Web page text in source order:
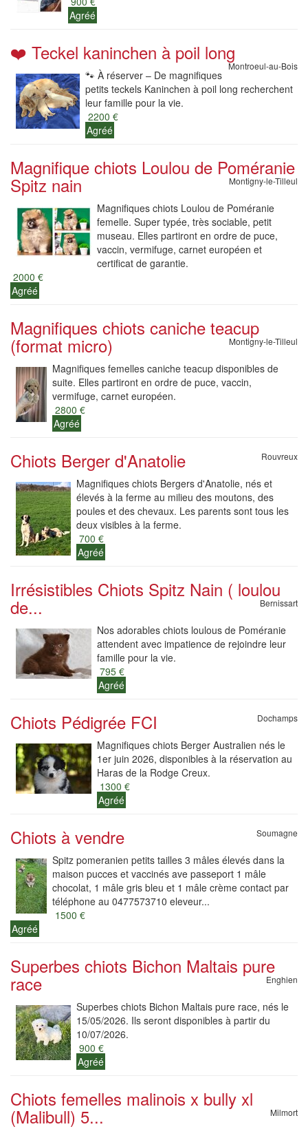
Agréé
❤️ Teckel kaninchen à poil long
Montroeul-au-Bois
🐾 À réserver – De magnifiques
petits teckels Kaninchen à poil long recherchent
leur famille pour la vie.
2200 €
Agréé
Magnifique chiots Loulou de Poméranie
Spitz nain Montigny-le-Tilleul
Magnifiques chiots Loulou de Poméranie
femelle. Super typée, très sociable, petit
museau. Elles partiront en ordre de puce,
vaccin, vermifuge, carnet européen et
certificat de garantie.
2000 €
Agréé
Magnifiques chiots caniche teacup
(format micro) Montigny-le-Tilleul
Magnifiques femelles caniche teacup disponibles de
suite. Elles partiront en ordre de puce, vaccin,
vermifuge, carnet européen.
2800 €
Agréé
Chiots Berger d'Anatolie Rouvreux
Magnifiques chiots Bergers d'Anatolie, nés et
élevés à la ferme au milieu des moutons, des
poules et des chevaux. Les parents sont tous les
deux visibles à la ferme.
700 €
Agréé
Irrésistibles Chiots Spitz Nain ( loulou
de... Bernissart
Nos adorables chiots loulous de Poméranie
attendent avec impatience de rejoindre leur
famille pour la vie.
795 €
Agréé
Chiots Pédigrée FCI Dochamps
Magnifiques chiots Berger Australien nés le
1er juin 2026, disponibles à la réservation au
Haras de la Rodge Creux.
1300 €
Agréé
Chiots à vendre Soumagne
Spitz pomeranien petits tailles 3 mâles élevés dans la
maison pucces et vaccinés ave passeport 1 mâle
chocolat, 1 mâle gris bleu et 1 mâle crème contact par
téléphone au 0477573710 eleveur...
1500 €
Agréé
Superbes chiots Bichon Maltais pure
race Enghien
Superbes chiots Bichon Maltais pure race, nés le
15/05/2026. Ils seront disponibles à partir du
10/07/2026.
900 €
Agréé
Chiots femelles malinois x bully xl
(Malibull) 5... Milmort